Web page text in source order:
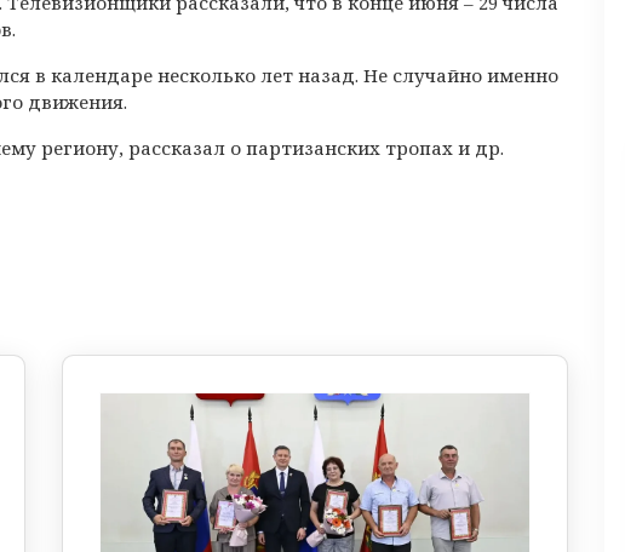
в календаре несколько лет назад. Не случайно именно
движения.
региону, рассказал о партизанских тропах и др.